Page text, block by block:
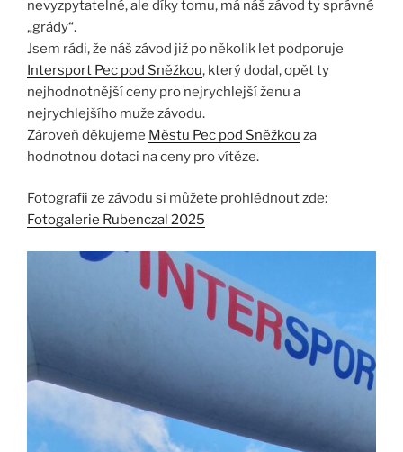
nevyzpytatelné, ale díky tomu, má náš závod ty správné
„grády“.
Jsem rádi, že náš závod již po několik let podporuje
Intersport Pec pod Sněžkou, který dodal, opět ty
nejhodnotnější ceny pro nejrychlejší ženu a
nejrychlejšího muže závodu.
Zároveň děkujeme Městu Pec pod Sněžkou za
hodnotnou dotaci na ceny pro vítěze.
Fotografii ze závodu si můžete prohlédnout zde:
Fotogalerie Rubenczal 2025